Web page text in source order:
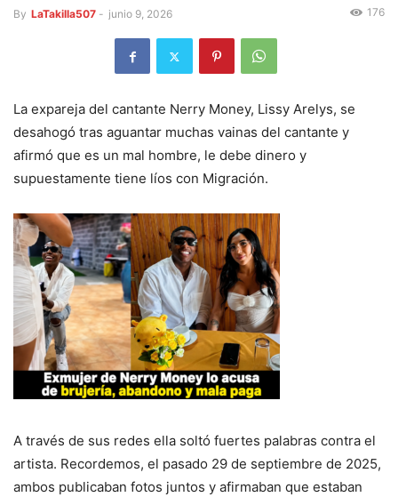
By LaTakilla507 - junio 9, 2026 176
La expareja del cantante Nerry Money, Lissy Arelys, se
desahogó tras aguantar muchas vainas del cantante y
afirmó que es un mal hombre, le debe dinero y
supuestamente tiene líos con Migración.
A través de sus redes ella soltó fuertes palabras contra el
artista. Recordemos, el pasado 29 de septiembre de 2025,
ambos publicaban fotos juntos y afirmaban que estaban